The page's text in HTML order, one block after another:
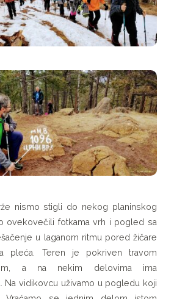
nismo stigli do nekog planinskog
ovekovečili fotkama vrh i pogled sa
u laganom ritmu pored žičare
pleća. Teren je pokriven travom
a na nekim delovima ima
Na vidikovcu uživamo u pogledu koji